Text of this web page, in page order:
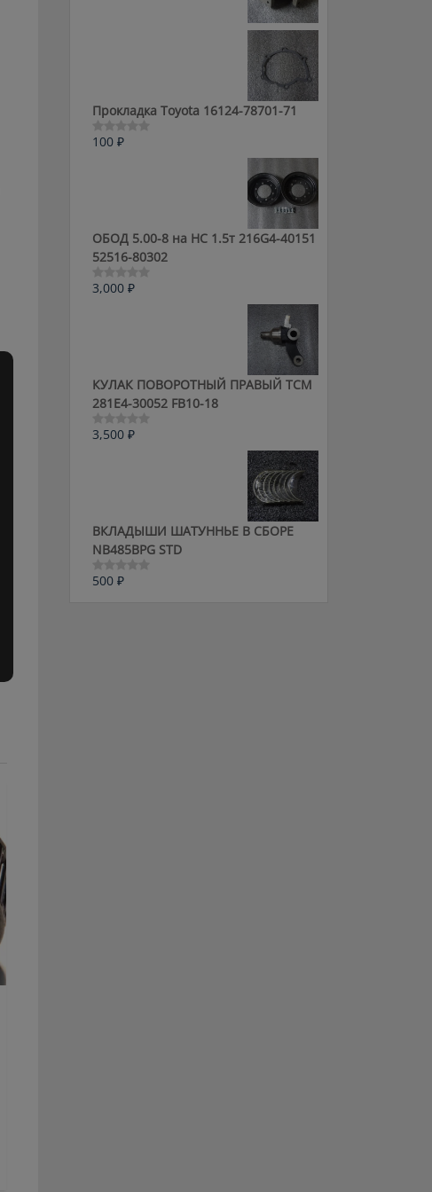
Прокладка Toyota 16124-78701-71
Оценка
100 ₽
ОБОД 5.00-8 на HC 1.5т 216G4-40151
52516-80302
Оценка
3,000 ₽
КУЛАК ПОВОРОТНЫЙ ПРАВЫЙ ТСМ
281E4-30052 FB10-18
Оценка
3,500 ₽
ВКЛАДЫШИ ШАТУННЬЕ В СБОРЕ
NB485BPG STD
Оценка
500 ₽